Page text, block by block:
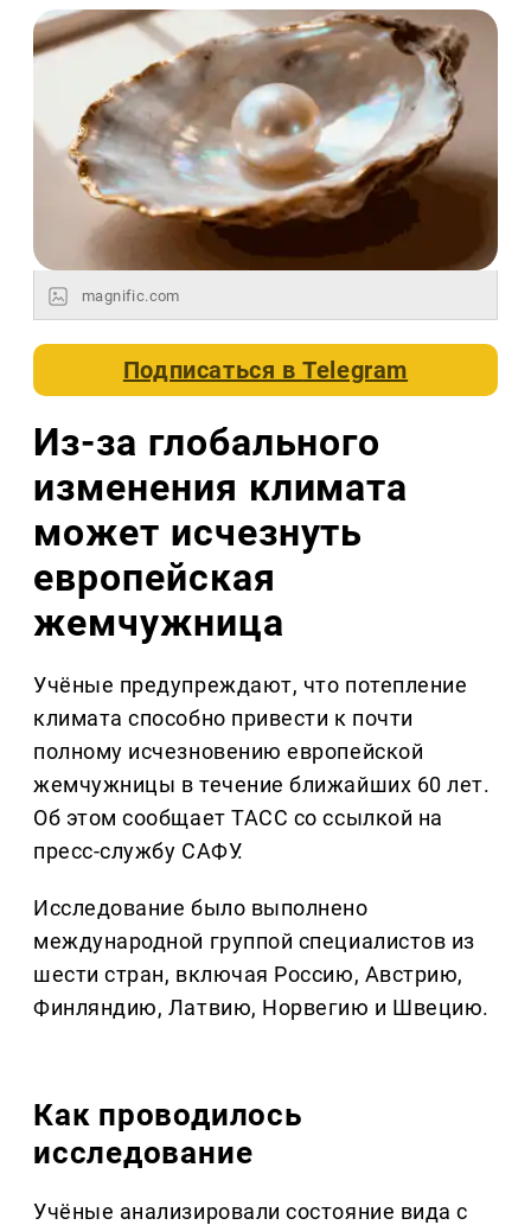
magnific.com
Подписаться вTelegram
Из-за глобального
изменения климата
может исчезнуть
европейская
жемчужница
Учёные предупреждают, что потепление
климата способно привести к почти
полному исчезновению европейской
жемчужницы в течение ближайших 60 лет.
Об этом сообщает ТАСС со ссылкой на
пресс-службу САФУ.
Исследование было выполнено
международной группой специалистов из
шести стран, включая Россию, Австрию,
Финляндию, Латвию, Норвегию и Швецию.
Как проводилось
исследование
Учёные анализировали состояние вида с